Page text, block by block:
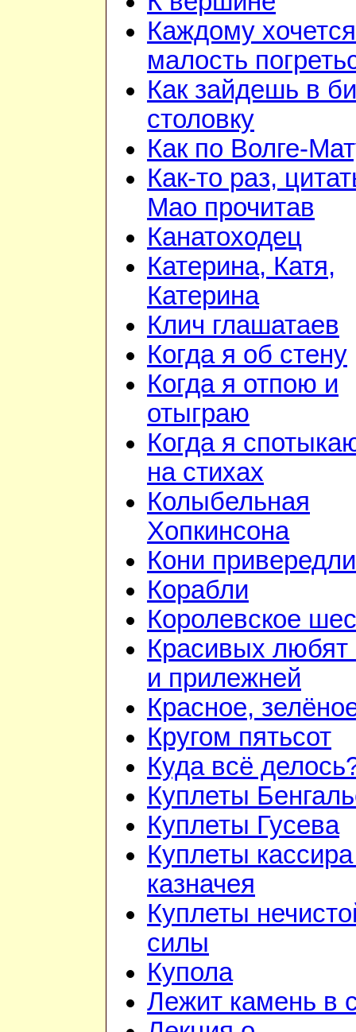
Каждому хочется
малость
Как зайдешь в
столовку
Как по Волге-
Как-то раз,
Мао прочитав
Канатоходец
Катерина, Катя,
Катерина
Клич глашатаев
Когда я об стену
Когда я отпою и
отыграю
Когда я
на стихах
Колыбельная
Хопкинсона
Кони
Корабли
Королевское
Красивых
и прилежней
Красное,
Кругом пятьсот
Куда всё
Куплеты
Куплеты Гусева
Куплеты
казначея
Куплеты
силы
Купола
Лежит камень в